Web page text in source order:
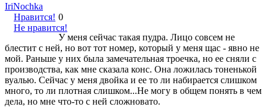
IriNochka
Нравится!
Не нравится!
0
У меня сейчас такая пудра. Лицо совсем не
блестит с ней, но вот тот номер, который у меня щас - явно не
мой. Раньше у них была замечательная троечка, но ее сняли с
производства, как мне сказала конс. Она ложилась тоненькой
вуалью. Сейчас у меня двойка и ее то ли набирается слишком
много, то ли плотная слишком...Не могу в общем понять в чем
дела, но мне что-то с ней сложновато.